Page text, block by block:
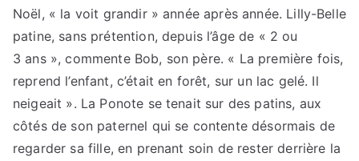
Noël, « la voit grandir » année après année. Lilly-Belle
patine, sans prétention, depuis l’âge de « 2 ou
3 ans », commente Bob, son père. « La première fois,
reprend l’enfant, c’était en forêt, sur un lac gelé. Il
neigeait ». La Ponote se tenait sur des patins, aux
côtés de son paternel qui se contente désormais de
regarder sa fille, en prenant soin de rester derrière la